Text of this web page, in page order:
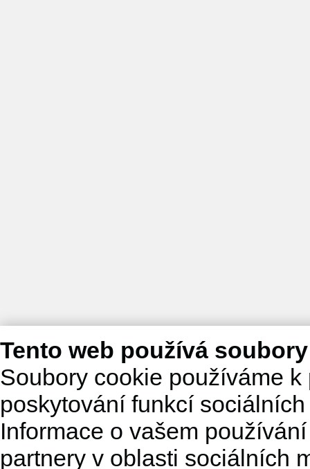
Tento web používá
Soubory cookie používáme
poskytování funkcí
Informace o vašem
partnery v oblasti sociálních